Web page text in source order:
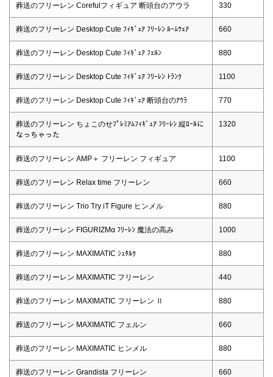
葬送のフリーレン Corefulフィギュア 断頭台のアウラ 330
葬送のフリーレン Desktop Cute ﾌｨｷﾞｭｱ ﾌﾘｰﾚﾝ ﾙｰﾑｳｪｱ 660
葬送のフリーレン Desktop Cute ﾌｨｷﾞｭｱ ﾌｪﾙﾝ 880
葬送のフリーレン Desktop Cute ﾌｨｷﾞｭｱ ﾌﾘｰﾚﾝ ﾄﾗﾝｸ 1100
葬送のフリーレン Desktop Cute ﾌｨｷﾞｭｱ 断頭台のｱｳﾗ 770
葬送のフリーレン ちょこのせﾌﾟﾚﾐｱﾑﾌｨｷﾞｭｱ ﾌﾘｰﾚﾝ 縦ﾛｰﾙに
なっちゃった
1320
葬送のフリーレン AMP＋ フリーレン フィギュア 1100
葬送のフリーレン Relax time フリーレン 660
葬送のフリーレン Trio Try iT Figure ヒンメル 880
葬送のフリーレン FIGURIZMα ﾌﾘｰﾚﾝ 魔法の高み 1000
葬送のフリーレン MAXIMATIC ｼｭﾀﾙｸ 880
葬送のフリーレン MAXIMATIC フリーレン 440
葬送のフリーレン MAXIMATIC フリーレン Ⅱ 880
葬送のフリーレン MAXIMATIC フェルン 660
葬送のフリーレン MAXIMATIC ヒンメル 880
葬送のフリーレン Grandista フリーレン 660